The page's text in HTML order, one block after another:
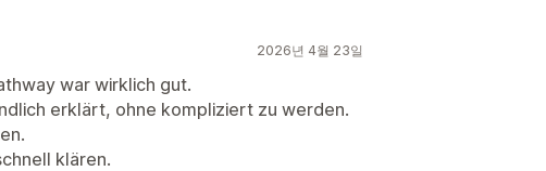
2026년 4월 23일
war wirklich gut.
erklärt, ohne kompliziert zu werden.
klären.